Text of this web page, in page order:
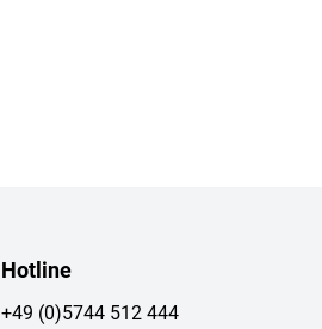
Hotline
+49 (0)5744 512 444